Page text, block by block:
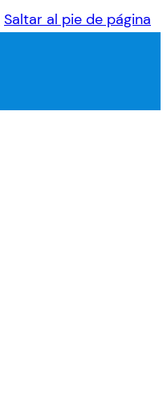
Saltar al pie de página